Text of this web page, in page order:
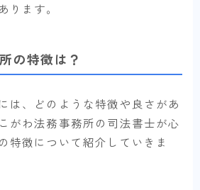
ります。
の特徴は？
は、どのような特徴や良さがあ
がわ法務事務所の司法書士が心
特徴について紹介していきま